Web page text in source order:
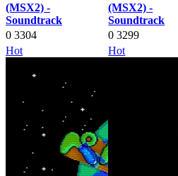
(MSX2) -
Soundtrack
0 3304
(MSX2) -
Soundtrack
03299
Hot
Hot